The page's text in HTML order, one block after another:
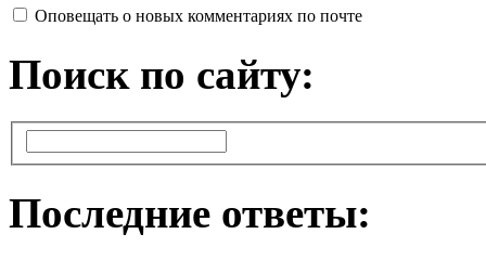
Оповещать о новых комментариях по почте
Поиск по сайту:
Последние ответы: